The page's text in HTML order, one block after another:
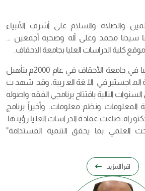
والصلاة والسلام على أشرف الأنبياء
سيدنا محمد وعلى آله وصحبه أجمعين ...
كلية الدراسات العليا بجامعة الاحقاف.
بدأت الدراسات العليا في جامعة الأحقاف في عام 2000م بتأهيل
في اللغة العربية. وقد شهدت
التالية بافتتاح برنامجي الفقه واصوله
المعلومات ونظم معلومات. وأخيراً برنامج
صاغت عمادة الدراسات العليا رؤيتها:
العلمي بما يحقق التنمية المستدامة"
اقرأ المزيد